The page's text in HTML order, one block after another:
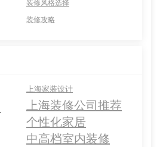
装修风格选择
装修攻略
上海家装设计
上海装修公司推荐
个性化家居
中高档室内装修